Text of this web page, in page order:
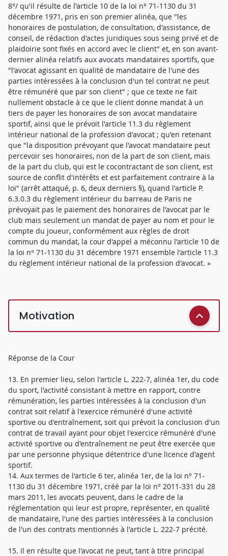
8°/ qu'il résulte de l'article 10 de la loi n° 71-1130 du 31
décembre 1971, pris en son premier alinéa, que "les
honoraires de postulation, de consultation, d'assistance, de
conseil, de rédaction d'actes juridiques sous seing privé et de
plaidoirie sont fixés en accord avec le client" et, en son avant-
dernier alinéa relatifs aux avocats mandataires sportifs, que
"l'avocat agissant en qualité de mandataire de l'une des
parties intéressées à la conclusion d'un tel contrat ne peut
être rémunéré que par son client" ; que ce texte ne fait
nullement obstacle à ce que le client donne mandat à un
tiers de payer les honoraires de son avocat mandataire
sportif, ainsi que le prévoit l'article 11.3 du règlement
intérieur national de la profession d'avocat ; qu'en retenant
que "la disposition prévoyant que l'avocat mandataire peut
percevoir ses honoraires, non de la part de son client, mais
de la part du club, qui est le cocontractant de son client, est
source de conflit d'intérêts et est parfaitement contraire à la
loi" (arrêt attaqué, p. 6, deux derniers §), quand l'article P.
6.3.0.3 du règlement intérieur du barreau de Paris ne
prévoyait pas le paiement des honoraires de l'avocat par le
club mais seulement un mandat de payer au nom et pour le
compte du joueur, conformément aux règles de droit
commun du mandat, la cour d'appel a méconnu l'article 10 de
la loi n° 71-1130 du 31 décembre 1971 ensemble l'article 11.3
du règlement intérieur national de la profession d'avocat. »
Motivation
Réponse de la Cour
13. En premier lieu, selon l'article L. 222-7, alinéa 1er, du code
du sport, l'activité consistant à mettre en rapport, contre
rémunération, les parties intéressées à la conclusion d'un
contrat soit relatif à l'exercice rémunéré d'une activité
sportive ou d'entraînement, soit qui prévoit la conclusion d'un
contrat de travail ayant pour objet l'exercice rémunéré d'une
activité sportive ou d'entraînement ne peut être exercée que
par une personne physique détentrice d'une licence d'agent
sportif.
14. Aux termes de l'article 6 ter, alinéa 1er, de la loi n° 71-
1130 du 31 décembre 1971, créé par la loi n° 2011-331 du 28
mars 2011, les avocats peuvent, dans le cadre de la
réglementation qui leur est propre, représenter, en qualité
de mandataire, l'une des parties intéressées à la conclusion
de l'un des contrats mentionnés à l'article L. 222-7 précité.
15. Il en résulte que l'avocat ne peut, tant à titre principal